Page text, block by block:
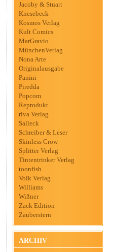
Jacoby & Stuart
Knesebeck
Kosmos Verlag
Kult Comics
MarGravio
MünchenVerlag
Nona Arte
Originalausgabe
Panini
Piredda
Popcom
Reprodukt
riva Verlag
Salleck
Schreiber & Leser
Skinless Crow
Splitter Verlag
Tintentrinker Verlag
toonfish
Volk Verlag
Williams
Wißner
Zack Edition
Zauberstern
ARCHIV